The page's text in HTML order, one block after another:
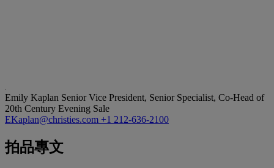
Emily Kaplan Senior Vice President, Senior Specialist, Co-Head of
20th Century Evening Sale
EKaplan@christies.com +1 212-636-2100
拍品專文